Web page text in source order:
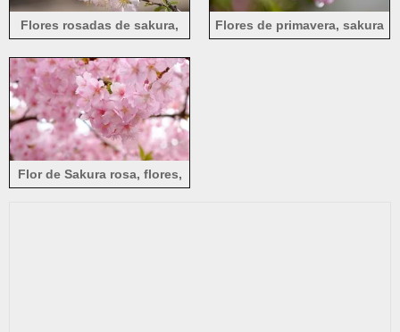
Flores rosadas de sakura,
Flores de primavera, sakura
Flor de Sakura rosa, flores,